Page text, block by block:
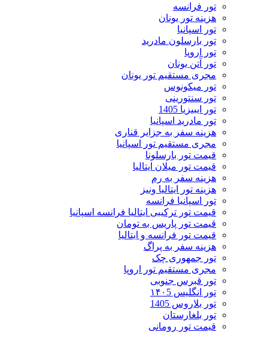
تور فرانسه
هزینه تور یونان
تور اسپانیا
تور بارسلون مادرید
تور اروپا
تور آتن یونان
مجری مستقیم تور یونان
تور میکونوس
تور سنتورینی
تور ایبیزیا 1405
تور مادرید اسپانیا
هزینه سفر به جزایر قناری
مجری مستقیم تور اسپانیا
قیمت تور بارسلونا
قیمت تور میلان ایتالیا
هزینه سفر به رم
هزینه تور ایتالیا ونیز
تور اسپانیا فرانسه
قیمت تور ترکیبی ایتالیا فرانسه اسپانیا
قیمت تور پاریس به تومان
قیمت تور فرانسه و ایتالیا
هزینه سفر به پراگ
تور جمهوری چک
مجری مستقیم تور اروپا
تور قبرس جنوبی
تور انگلیس ۱۴۰5
تور بلاروس 1405
تور بلغارستان
قیمت تور رومانی